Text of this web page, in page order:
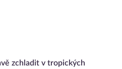
zchladit v tropických